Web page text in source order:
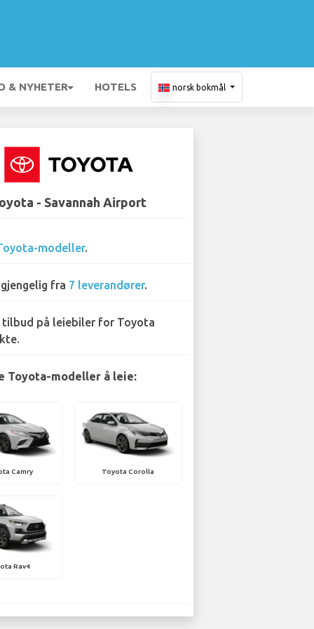
& NYHETER HOTELS norsk bokmål
- Savannah Airport
modeller.
fra 7 leverandører.
tilbud på leiebiler for Toyota
Toyota-modeller å leie:
Camry Toyota Corolla
Rav4